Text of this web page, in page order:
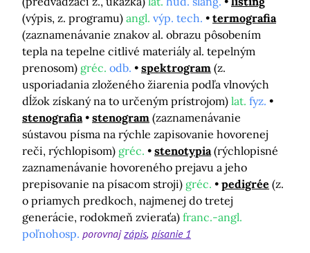
(výpis, z. programu) angl. výp. tech.
termografia
(zaznamenávanie znakov al. obrazu pôsobením
tepla na tepelne citlivé materiály al. tepelným
prenosom) gréc. odb. spektrogram (z.
usporiadania zloženého žiarenia podľa vlnových
dĺžok získaný na to určeným prístrojom) lat. fyz.
stenografia
stenogram (zaznamenávanie
sústavou písma na rýchle zapisovanie hovorenej
reči, rýchlopisom) gréc. stenotypia (rýchlopisné
zaznamenávanie hovoreného prejavu a jeho
prepisovanie na písacom stroji) gréc. pedigrée (z.
o priamych predkoch, najmenej do tretej
generácie, rodokmeň zvieraťa) franc.-angl.
poľnohosp. porovnajzápis písanie 1